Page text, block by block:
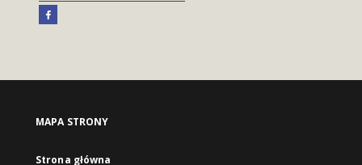
MAPA STRONY
Strona główna